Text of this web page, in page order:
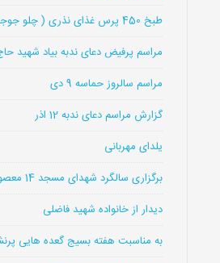
طبخ 450 پرس غذای نذری ( چلو جوجه )
مراسم پرفیض دعای ندبه بیاد شهید
مراسم سالروز حماسه 9 دی
گزارش مراسم دعای ندبه 12 اذر
یلدای مهربانی
برگزاری سالگرد شهدای مسجد 14 معصوم
دیدار از خانواده شهید فاضلی
به مناسبت هفته بسیج گعده هایی